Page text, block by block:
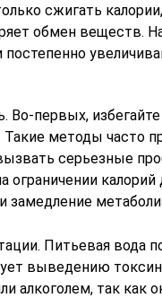
сжигать
обмен веществ.
Во-первых,
методы часто
серьезные
калорий
замедление
Питьевая вода
выведению
алкоголем, так как